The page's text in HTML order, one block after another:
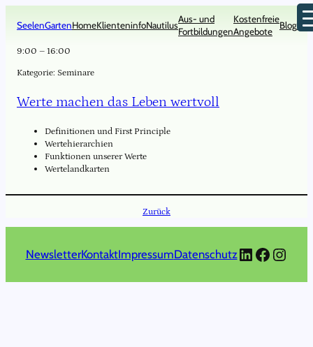
Inhalt
SeelenGartenHomeKlienteninfoNautilus
Aus- und
Fortbildungen
Kostenfreie
Angebote
Blog
9:00 –16:00
Kategorie: Seminare
Werte machen das Leben wertvoll
Definitionen und First Principle
Wertehierarchien
Funktionen unserer Werte
Wertelandkarten
Zurück
NewsletterKontaktImpressumDatenschutzLinkedIn